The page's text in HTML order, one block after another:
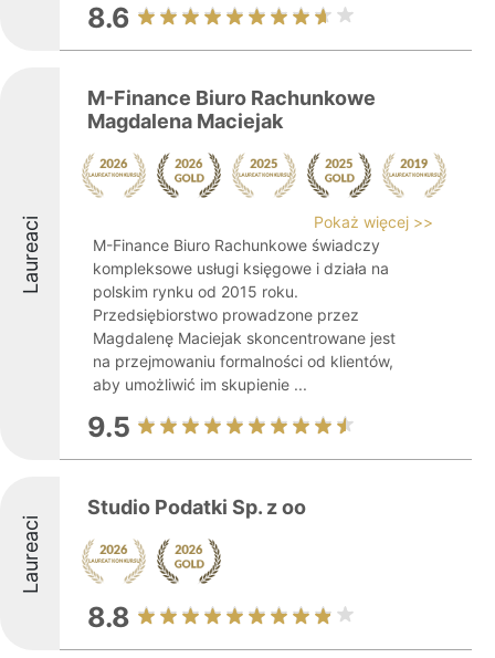
8.6
Laureaci
M-Finance Biuro Rachunkowe
Magdalena Maciejak
Pokaż więcej >>
M-Finance Biuro Rachunkowe świadczy
kompleksowe usługi księgowe i działa na
polskim rynku od 2015 roku.
Przedsiębiorstwo prowadzone przez
Magdalenę Maciejak skoncentrowane jest
na przejmowaniu formalności od klientów,
aby umożliwić im skupienie ...
9.5
Laureaci
Studio Podatki Sp. z oo
8.8